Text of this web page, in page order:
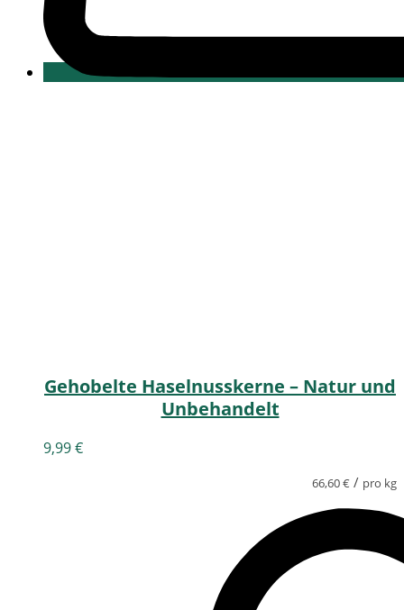
Gehobelte Haselnusskerne – Natur und
Unbehandelt
9,99€
66,60€ / pro kg